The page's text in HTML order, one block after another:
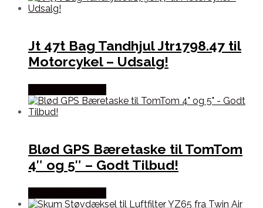
Jt 47t Bag Tandhjul Jtr1798.47 til
Motorcykel – Udsalg!
Blød GPS Bæretaske til TomTom
4″ og 5″ – Godt Tilbud!